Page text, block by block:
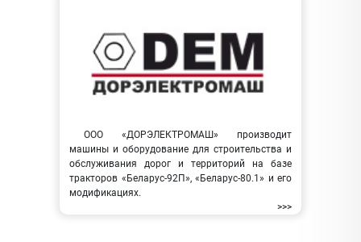
ООО «ДОРЭЛЕКТРОМАШ» производит
машины и оборудование для строительства и
обслуживания дорог и территорий на базе
тракторов «Беларус-92П», «Беларус-80.1» и его
модификациях.
>>>